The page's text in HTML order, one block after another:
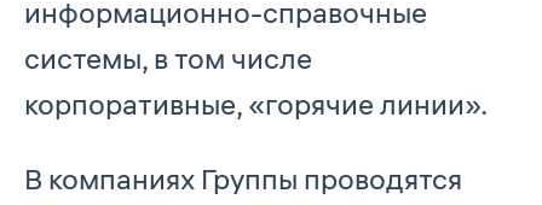
информационно-справочные
системы, в том числе
корпоративные, «горячие линии».
В компаниях Группы проводятся